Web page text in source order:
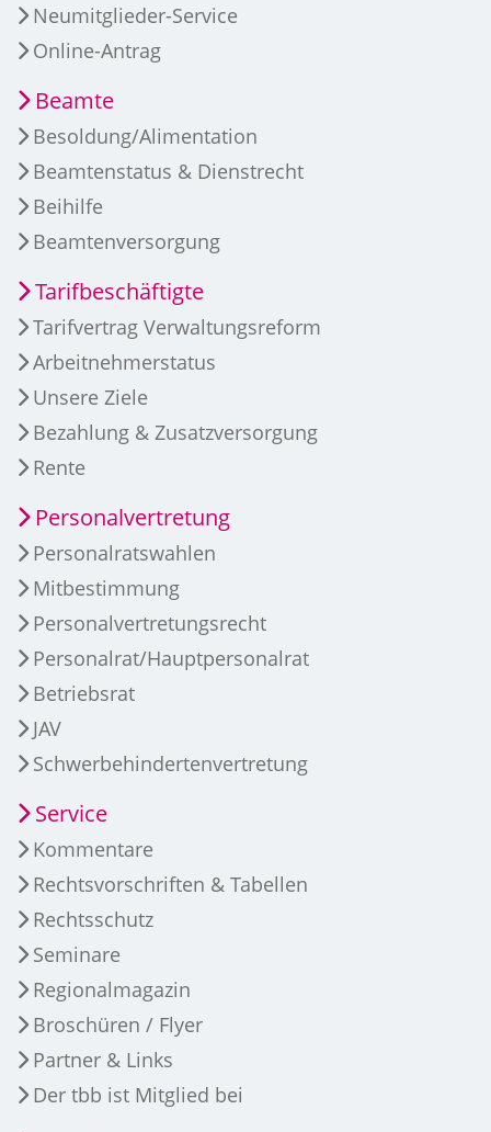
Neumitglieder-Service
Online-Antrag
Beamte
Besoldung/Alimentation
Beamtenstatus & Dienstrecht
Beihilfe
Beamtenversorgung
Tarifbeschäftigte
Tarifvertrag Verwaltungsreform
Arbeitnehmerstatus
Unsere Ziele
Bezahlung & Zusatzversorgung
Rente
Personalvertretung
Personalratswahlen
Mitbestimmung
Personalvertretungsrecht
Personalrat/Hauptpersonalrat
Betriebsrat
JAV
Schwerbehindertenvertretung
Service
Kommentare
Rechtsvorschriften & Tabellen
Rechtsschutz
Seminare
Regionalmagazin
Broschüren / Flyer
Partner & Links
Der tbb ist Mitglied bei